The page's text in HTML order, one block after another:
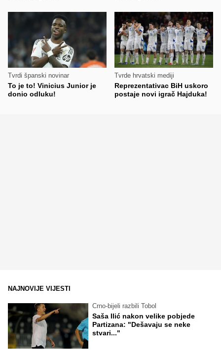
Tvrdi španski novinar
To je to! Vinicius Junior je
donio odluku!
Tvrde hrvatski mediji
Reprezentativac BiH uskoro
postaje novi igrač Hajduka!
NAJNOVIJE VIJESTI
Crno-bijeli razbili Tobol
Saša Ilić nakon velike pobjede
Partizana: "Dešavaju se neke
stvari..."